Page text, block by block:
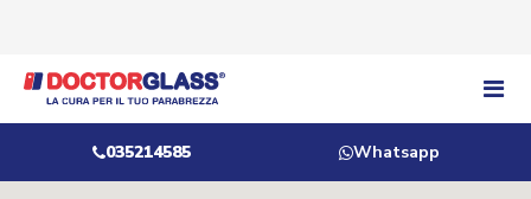
035214585 Whatsapp